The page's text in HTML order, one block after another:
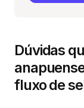
Dúvidas
fluxo de